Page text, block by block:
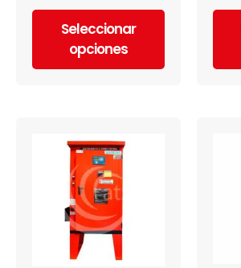
Seleccionar
opciones